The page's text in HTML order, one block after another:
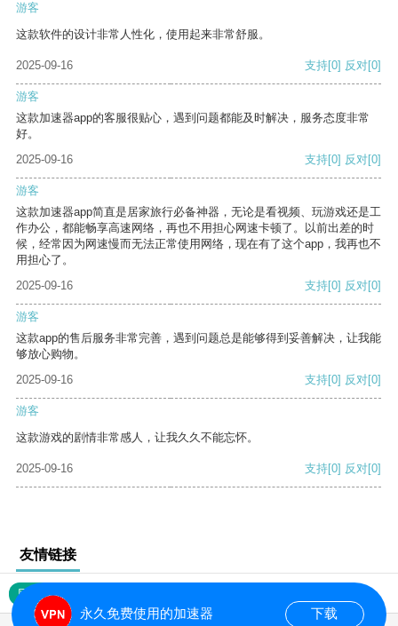
游客
这款软件的设计非常人性化，使用起来非常舒服。
2025-09-16 支持[0] 反对[0]
游客
这款加速器app的客服很贴心，遇到问题都能及时解决，服务态度非常
好。
2025-09-16
支持[0] 反对[0]
游客
这款加速器app简直是居家旅行必备神器，无论是看视频、玩游戏还是工
作办公，都能畅享高速网络，再也不用担心网速卡顿了。以前出差的时
候，经常因为网速慢而无法正常使用网络，现在有了这个app，我再也不
用担心了。
2025-09-16
支持[0] 反对[0]
游客
这款app的售后服务非常完善，遇到问题总是能够得到妥善解决，让我能
够放心购物。
2025-09-16
支持[0] 反对[0]
游客
这款游戏的剧情非常感人，让我久久不能忘怀。
2025-09-16 支持[0] 反对[0]
友情链接
网站地图
永久免费使用的加速器 下载